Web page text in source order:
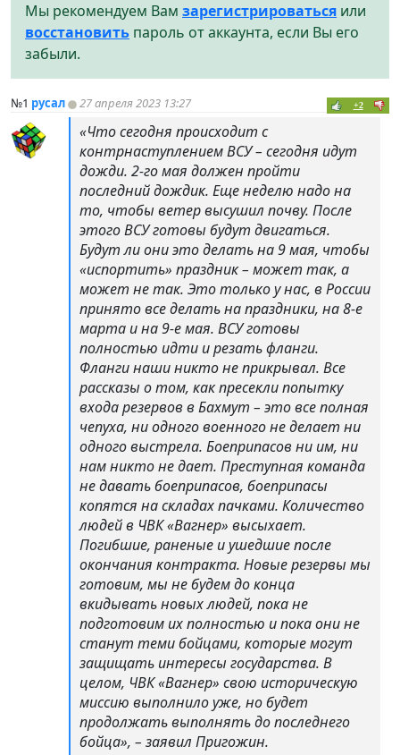
Мы рекомендуем Вам зарегистрироваться или
восстановить пароль от аккаунта, если Вы его
забыли.
№1 русал 27 апреля 2023 13:27 +2
«Что сегодня происходит с
контрнаступлением ВСУ – сегодня идут
дожди. 2-го мая должен пройти
последний дождик. Еще неделю надо на
то, чтобы ветер высушил почву. После
этого ВСУ готовы будут двигаться.
Будут ли они это делать на 9 мая, чтобы
«испортить» праздник – может так, а
может не так. Это только у нас, в России
принято все делать на праздники, на 8-е
марта и на 9-е мая. ВСУ готовы
полностью идти и резать фланги.
Фланги наши никто не прикрывал. Все
рассказы о том, как пресекли попытку
входа резервов в Бахмут – это все полная
чепуха, ни одного военного не делает ни
одного выстрела. Боеприпасов ни им, ни
нам никто не дает. Преступная команда
не давать боеприпасов, боеприпасы
копятся на складах пачками. Количество
людей в ЧВК «Вагнер» высыхает.
Погибшие, раненые и ушедшие после
окончания контракта. Новые резервы мы
готовим, мы не будем до конца
вкидывать новых людей, пока не
подготовим их полностью и пока они не
станут теми бойцами, которые могут
защищать интересы государства. В
целом, ЧВК «Вагнер» свою историческую
миссию выполнило уже, но будет
продолжать выполнять до последнего
бойца», – заявил Пригожин.